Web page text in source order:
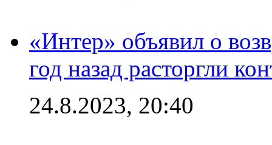
«Интер» объявил о
год назад расторгли
24.8.2023, 20:40